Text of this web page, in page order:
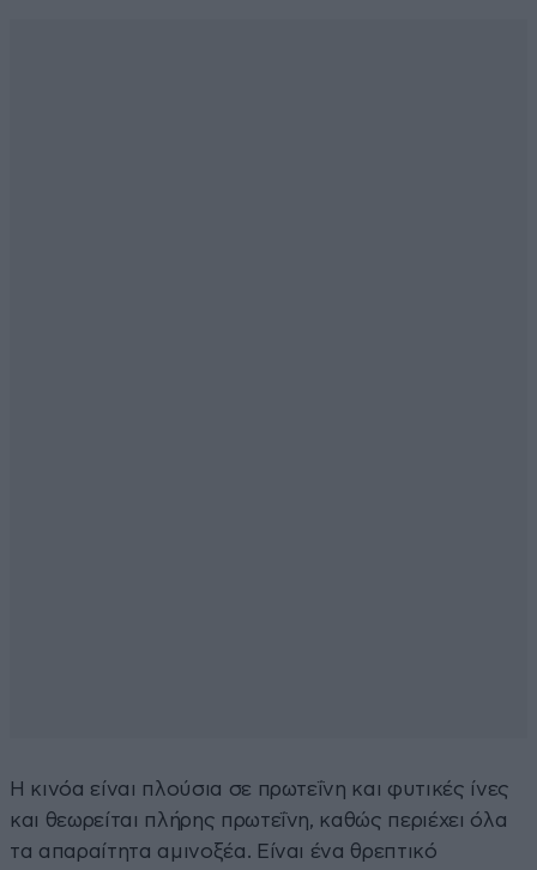
Η κινόα είναι πλούσια σε πρωτεΐνη και φυτικές ίνες
και θεωρείται πλήρης πρωτεΐνη, καθώς περιέχει όλα
τα απαραίτητα αμινοξέα. Είναι ένα θρεπτικό